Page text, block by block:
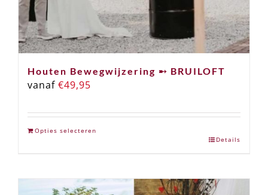
Houten Bewegwijzering ➸ BRUILOFT
vanaf €49,95
Opties selecteren
Details